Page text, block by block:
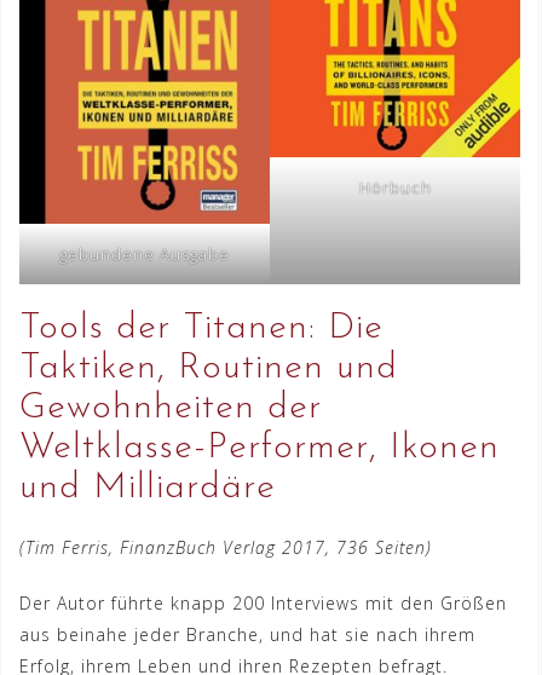
gebundene Ausgabe
Hörbuch
Tools der Titanen: Die
Taktiken, Routinen und
Gewohnheiten der
Weltklasse-Performer, Ikonen
und Milliardäre
(Tim Ferris, FinanzBuch Verlag 2017, 736 Seiten)
Der Autor führte knapp 200 Interviews mit den Größen
aus beinahe jeder Branche, und hat sie nach ihrem
Erfolg, ihrem Leben und ihren Rezepten befragt.